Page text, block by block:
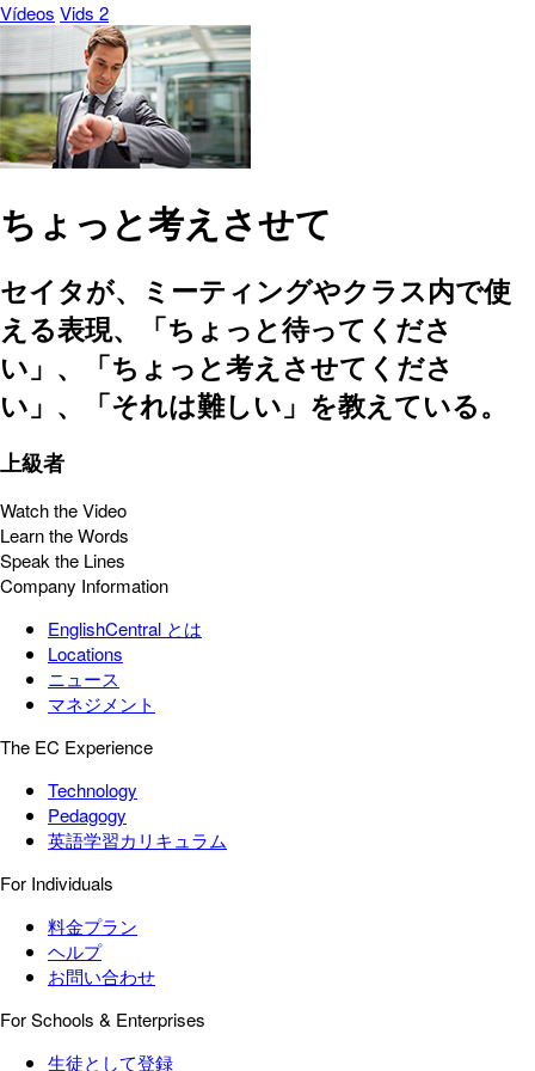
Vídeos Vids 2
ちょっと考えさせて
セイタが、ミーティングやクラス内で使
える表現、「ちょっと待ってくださ
い」、「ちょっと考えさせてくださ
い」、「それは難しい」を教えている。
上級者
Watch the Video
Learn the Words
Speak the Lines
Company Information
EnglishCentral とは
Locations
ニュース
マネジメント
The EC Experience
Technology
Pedagogy
英語学習カリキュラム
For Individuals
料金プラン
ヘルプ
お問い合わせ
For Schools & Enterprises
生徒として登録